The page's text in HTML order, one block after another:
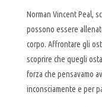
Norman Vincent Peal,
possono essere
corpo. Affrontare gli
scoprire che quegli
forza che pensavamo
inconsciamente e per